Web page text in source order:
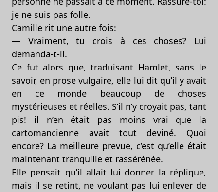
je ne suis pas folle.
Camille rit une autre fois:
— Vraiment, tu crois à ces choses? Lui
demanda-t-il.
Ce fut alors que, traduisant Hamlet, sans le
savoir, en prose vulgaire, elle lui dit qu’il y avait
en ce monde beaucoup de choses
mystérieuses et réelles. S’il n’y croyait pas, tant
pis! il n’en était pas moins vrai que la
cartomancienne avait tout deviné. Quoi
encore? La meilleure prevue, c’est qu’elle était
maintenant tranquille et rassérénée.
Elle pensait qu’il allait lui donner la réplique,
mais il se retint, ne voulant pas lui enlever de